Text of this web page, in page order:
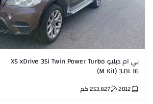
بي ام دبليو X5 xDrive 35i Twin Power Turbo
(M Kit) 3.0L I6
2012
253,827كم